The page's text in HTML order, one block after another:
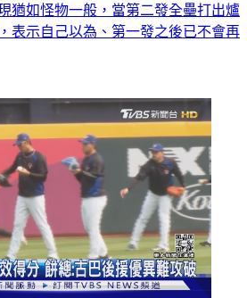
猶如怪物一般，當第二發全壘打出爐
表示自己以為、第一發之後已不會再